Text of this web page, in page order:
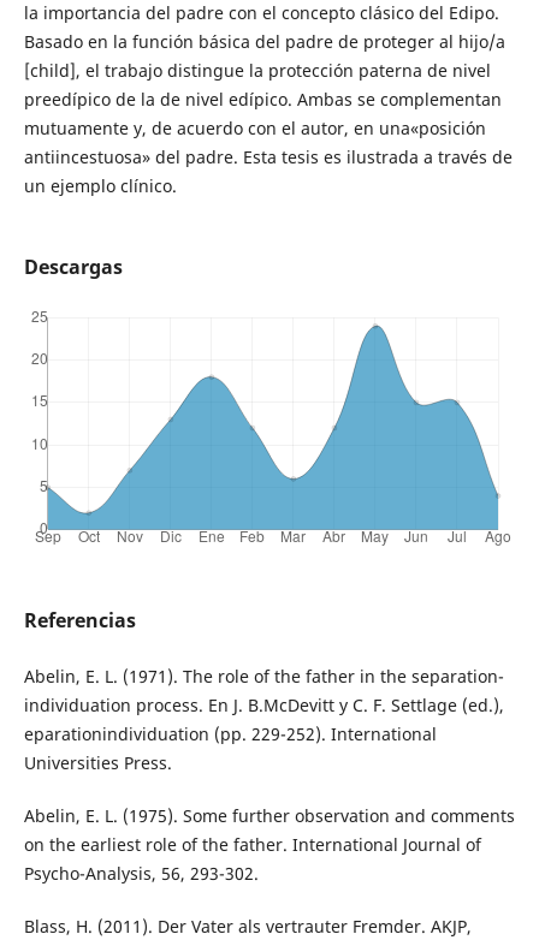
la importancia del padre con el concepto clásico del Edipo.
Basado en la función básica del padre de proteger al hijo/a
[child], el trabajo distingue la protección paterna de nivel
preedípico de la de nivel edípico. Ambas se complementan
mutuamente y, de acuerdo con el autor, en una«posición
antiincestuosa» del padre. Esta tesis es ilustrada a través de
un ejemplo clínico.
Descargas
Referencias
Abelin, E. L. (1971). The role of the father in the separation-
individuation process. En J. B.McDevitt y C. F. Settlage (ed.),
eparationindividuation (pp. 229-252). International
Universities Press.
Abelin, E. L. (1975). Some further observation and comments
on the earliest role of the father. International Journal of
Psycho-Analysis, 56, 293-302.
Blass, H. (2011). Der Vater als vertrauter Fremder. AKJP,